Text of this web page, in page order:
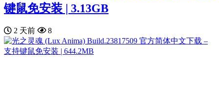
键鼠免安装 | 3.13GB
2 天前 8